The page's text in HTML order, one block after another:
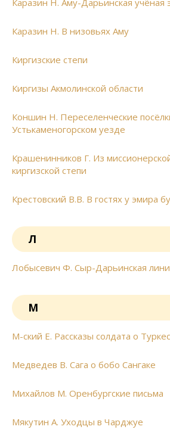
Каразин Н. Аму-Дарьинская учёная
Каразин Н. В низовьях Аму
Киргизские степи
Киргизы Акмолинской области
Коншин Н. Переселенческие
Устькаменогорском уезде
Крашенинников Г. Из
киргизской степи
Крестовский В.В. В гостях у эмира
Л
Лобысевич Ф. Сыр-Дарьинская
М
М-ский Е. Рассказы солдата о
Медведев В. Сага о бобо Сангаке
Михайлов М. Оренбургские письма
Мякутин А. Уходцы в Чарджуе